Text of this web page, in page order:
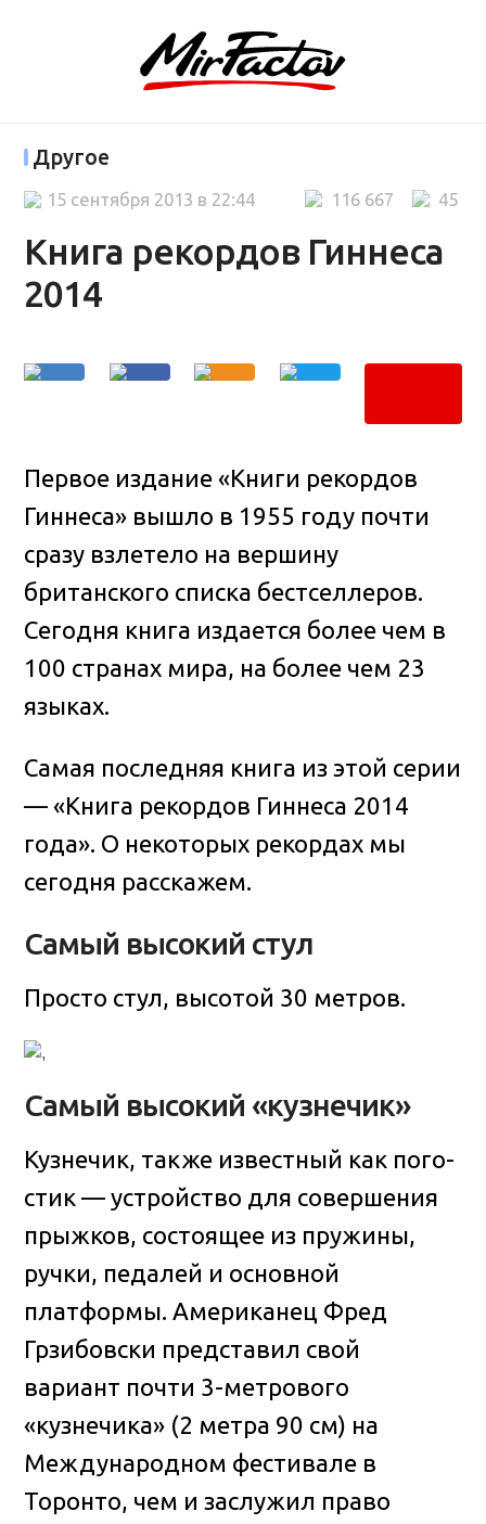
Другое
Книга рекордов Гиннеса
2014
45
116 667
15 сентября 2013 в 22:44
Первое издание «Книги рекордов
Гиннеса» вышло в 1955 году почти
сразу взлетело на вершину
британского списка бестселлеров.
Сегодня книга издается более чем в
100 странах мира, на более чем 23
языках.
Самая последняя книга из этой серии
— «Книга рекордов Гиннеса 2014
года». О некоторых рекордах мы
сегодня расскажем.
Самый высокий стул
Просто стул, высотой 30 метров.
Самый высокий «кузнечик»
Кузнечик, также известный как пого-
стик — устройство для совершения
прыжков, состоящее из пружины,
ручки, педалей и основной
платформы. Американец Фред
Грзибовски представил свой
вариант почти 3-метрового
«кузнечика» (2 метра 90 см) на
Международном фестивале в
Торонто, чем и заслужил право